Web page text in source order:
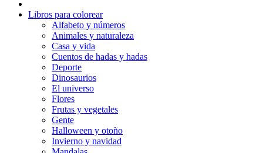
Libros para colorear
Alfabeto y números
Animales y naturaleza
Casa y vida
Cuentos de hadas y hadas
Deporte
Dinosaurios
El universo
Flores
Frutas y vegetales
Gente
Halloween y otoño
Invierno y navidad